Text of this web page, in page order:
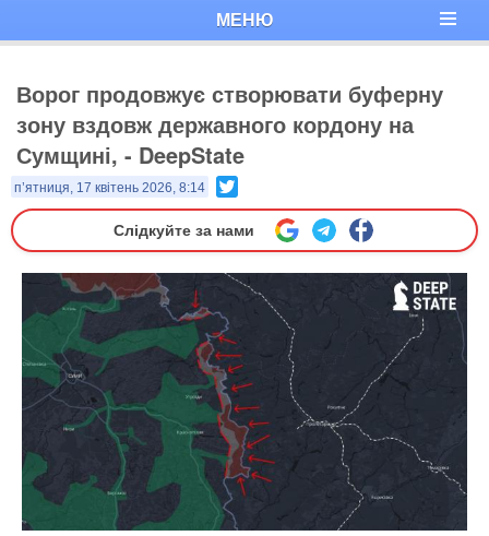
МЕНЮ
​Ворог продовжує створювати буферну
зону вздовж державного кордону на
Сумщині, - DeepState
п’ятниця, 17 квітень 2026, 8:14
Слідкуйте за нами